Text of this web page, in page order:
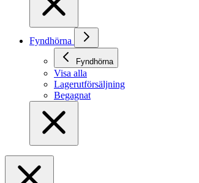
Fyndhörna
Fyndhörna
Visa alla
Lagerutförsäljning
Begagnat